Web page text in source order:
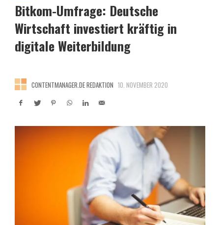
Bitkom-Umfrage: Deutsche
Wirtschaft investiert kräftig in
digitale Weiterbildung
CONTENTMANAGER.DE REDAKTION 10. NOVEMBER 2020